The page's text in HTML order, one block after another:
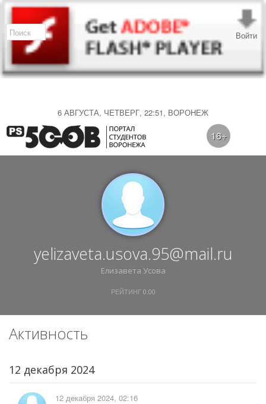
6 АВГУСТА, ЧЕТВЕРГ, 22:51, ВОРОНЕЖ
Войти
16+
yelizaveta.usova.95@mail.ru
Елизавета Усова
РЕЙТИНГ 0.00
Активность
12 декабря 2024
12 декабря 2024, 02:16